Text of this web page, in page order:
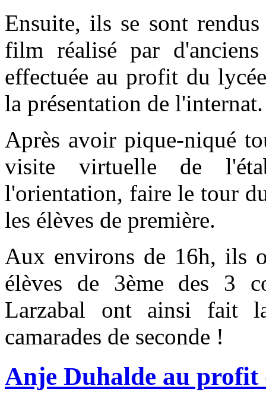
Ensuite, ils se sont
film réalisé par
effectuée au profit du
la présentation de l'internat.
Après avoir pique-niqué
visite virtuelle de
l'orientation, faire le tour
les élèves de première.
Aux environs de 16h, ils
élèves de 3ème des 3
Larzabal ont ainsi fait
camarades de seconde !
Anje Duhalde au profit